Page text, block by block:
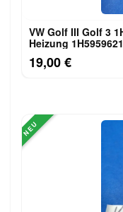
VW Golf III Golf 3 1H1 Vento Schalter Heckscheibe
Heizung 1H5959621
19,00 €
NEU